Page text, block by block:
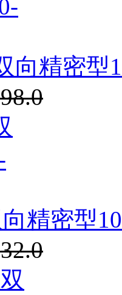
向精密型
精密型